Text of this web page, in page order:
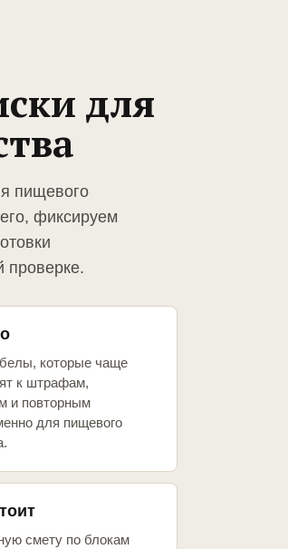
для
пищевого
фиксируем
проверке.
которые чаще
к штрафам,
и повторным
для пищевого
смету по блокам